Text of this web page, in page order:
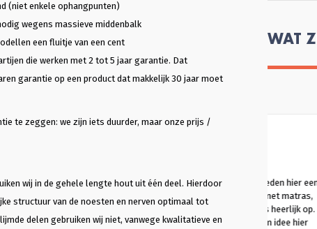
(niet enkele ophangpunten)
wegens massieve middenbalk
een fluitje van een cent
die werken met 2 tot 5 jaar garantie. Dat
garantie op een product dat makkelijk 30 jaar moet
te zeggen: we zijn iets duurder, maar onze prijs /
wij in de gehele lengte hout uit één deel. Hierdoor
structuur van de noesten en nerven optimaal tot
delen gebruiken wij niet, vanwege kwalitatieve en
WAT
2 jaar geleden hier mijn bed
gekocht…
gekocht met matras. Ik wilde
Meer dan 2 jaar geleden
Lienz bed gekocht met
slaap er nog steeds
Vanuit een duurzaam